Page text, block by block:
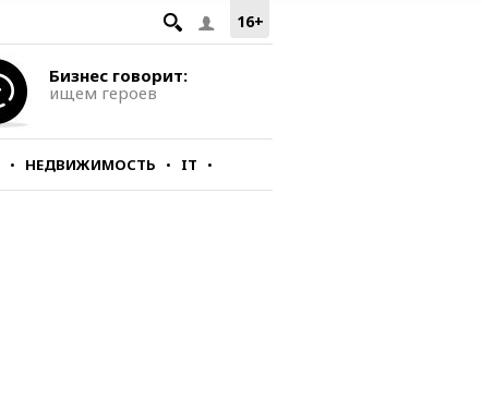
16+
Бизнес говорит:
ищем героев
НЕДВИЖИМОСТЬ IT